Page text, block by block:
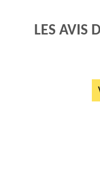
LES AVIS